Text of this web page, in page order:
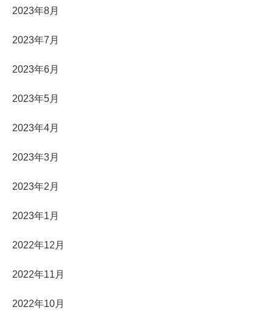
2023年8月
2023年7月
2023年6月
2023年5月
2023年4月
2023年3月
2023年2月
2023年1月
2022年12月
2022年11月
2022年10月